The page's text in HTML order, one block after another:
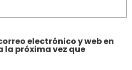
electrónico y web en
la próxima vez que